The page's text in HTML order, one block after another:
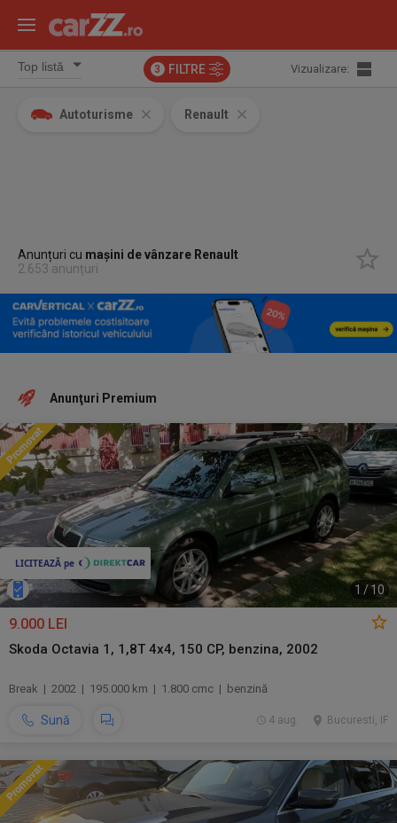
3 FILTRE Vizualizare:
Autoturisme Renault
Anunțuri cu mașini de vânzare Renault
2.653 anunțuri
Anunţuri Premium
1 /10
9.000 LEI
Skoda Octavia 1, 1,8T 4x4, 150 CP, benzina, 2002
Break | 2002 | 195.000 km | 1.800 cmc | benzină
Sună Bucuresti, IF
4 aug.